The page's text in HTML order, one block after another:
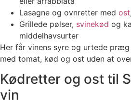
Lasagne og ovnretter med ost
Grillede pølser, svinekød og
middelhavsurter
Her får vinens syre og urtede
med tomat, kød og ost uden at
Kødretter og ost til
vin